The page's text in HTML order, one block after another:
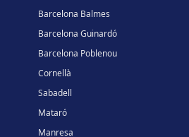
Barcelona Balmes
Barcelona Guinardó
Barcelona Poblenou
Cornellà
Sabadell
Mataró
Manresa